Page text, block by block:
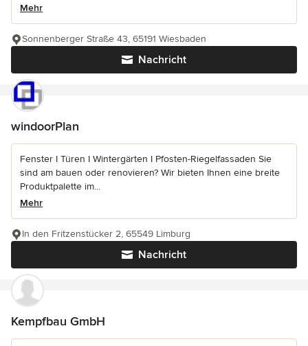
Mehr
Nachricht
Sonnenberger Straße 43, 65191 Wiesbaden
windoorPlan
Fenster I Türen I Wintergärten I Pfosten-Riegelfassaden Sie
sind am bauen oder renovieren? Wir bieten Ihnen eine breite
Produktpalette im...
Mehr
Nachricht
In den Fritzenstücker 2, 65549 Limburg
Kempfbau GmbH